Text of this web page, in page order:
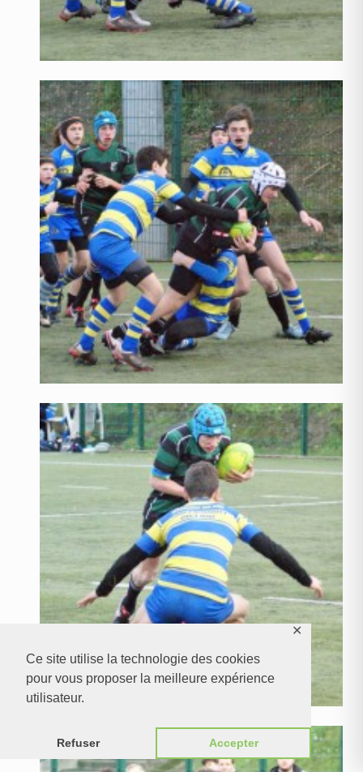
Ce site utilise la technologie des cookies
pour vous proposer la meilleure expérience
utilisateur.
Refuser Accepter
✕